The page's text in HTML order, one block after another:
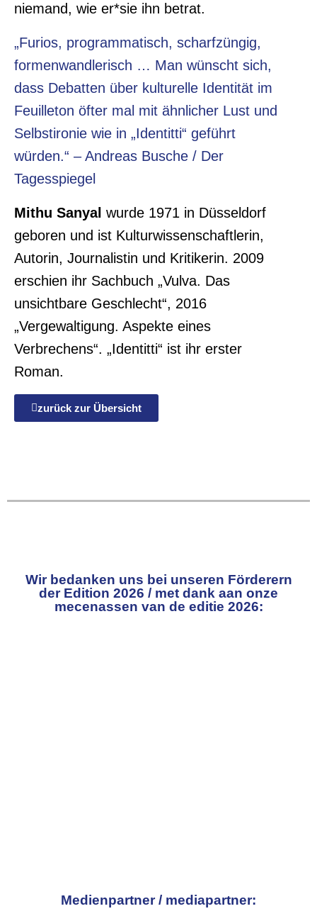
niemand, wie er*sie ihn betrat.
„Furios, programmatisch, scharfzüngig,
formenwandlerisch … Man wünscht sich,
dass Debatten über kulturelle Identität im
Feuilleton öfter mal mit ähnlicher Lust und
Selbstironie wie in „Identitti“ geführt
würden.“ – Andreas Busche / Der
Tagesspiegel
Mithu Sanyal wurde 1971 in Düsseldorf
geboren und ist Kulturwissenschaftlerin,
Autorin, Journalistin und Kritikerin. 2009
erschien ihr Sachbuch „Vulva. Das
unsichtbare Geschlecht“, 2016
„Vergewaltigung. Aspekte eines
Verbrechens“. „Identitti“ ist ihr erster
Roman.
zurück zur Übersicht
Wir bedanken uns bei unseren Förderern
der Edition 2026 / met dank aan onze
mecenassen van de editie 2026:
Medienpartner / mediapartner: